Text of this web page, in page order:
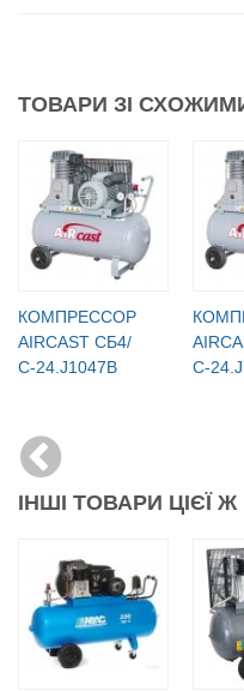
ТОВАРИ ЗІ
КОМПРЕССОР
AIRCAST СБ4/
С-24.J1047B
С-
ІНШІ ТОВАРИ ЦІЄЇ Ж